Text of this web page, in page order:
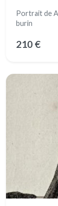
Portrait de
burin
210 €